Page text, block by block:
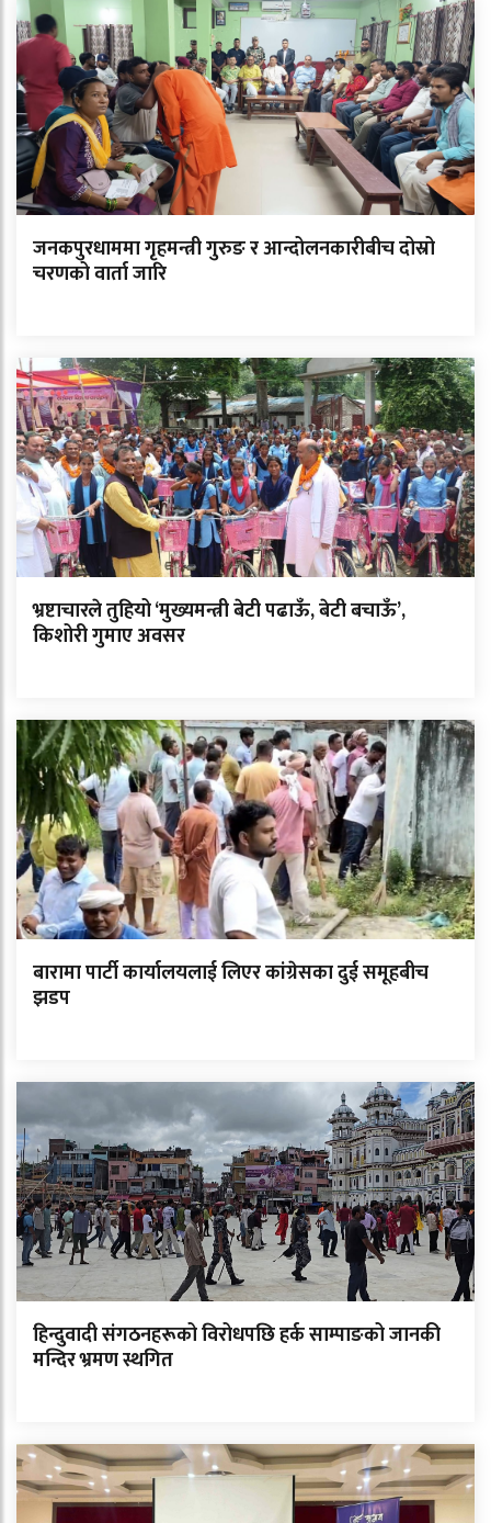
जनकपुरधाममा गृहमन्त्री गुरुङ र आन्दोलनकारीबीच दोस्रो
चरणको वार्ता जारि
भ्रष्टाचारले तुहियो ‘मुख्यमन्त्री बेटी पढाऊँ, बेटी बचाऊँ’,
किशोरी गुमाए अवसर
बारामा पार्टी कार्यालयलाई लिएर कांग्रेसका दुई समूहबीच
झडप
हिन्दुवादी संगठनहरूको विरोधपछि हर्क साम्पाङको जानकी
मन्दिर भ्रमण स्थगित